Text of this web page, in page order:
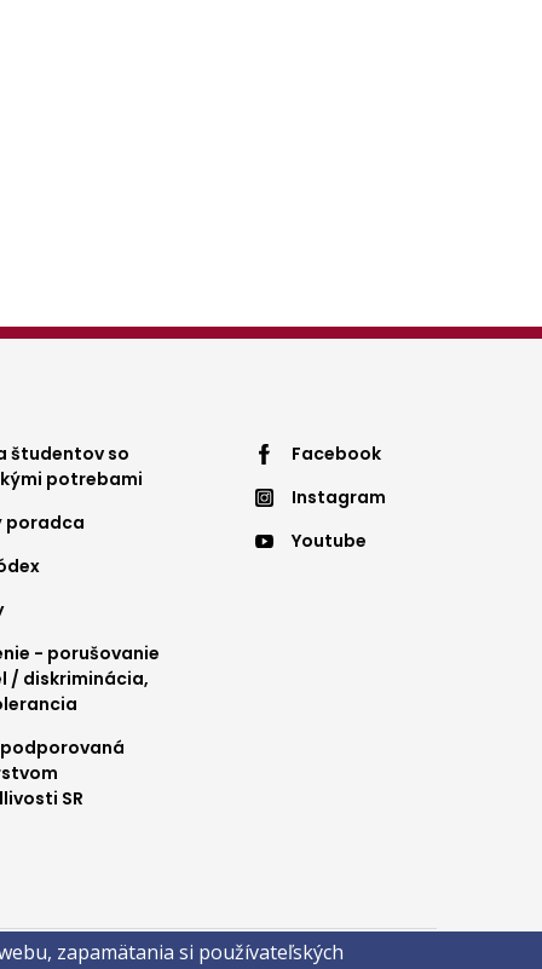
študentov so
potrebami
poradca
- porušovanie
/ diskriminácia,
SR
Footer
menu
Facebook
Instagram
Youtube
zapamätania si používateľských